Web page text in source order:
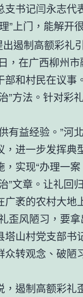
支书记闫永志代
理”上门，能解开
，在广西柳州
部和村民在议事
方法。针对彩
有益经验。”河
，进一步发挥典
实现“办理一
文章。让礼回
广袤的农村大地
歪风陋习，要
塔山村党支部书
众转观念、破陋
，遏制高额彩礼